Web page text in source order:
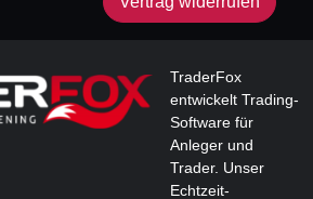
TraderFox
entwickelt Trading-
Software für
Anleger und
Trader. Unser
Echtzeit-